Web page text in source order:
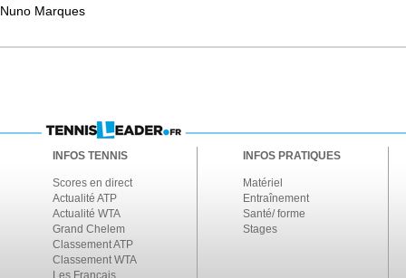
Nuno Marques
INFOS TENNIS
Scores en direct
Actualité ATP
Actualité WTA
Grand Chelem
Classement ATP
Classement WTA
Les Français
INFOS PRATIQUES
Matériel
Entraînement
Santé/ forme
Stages